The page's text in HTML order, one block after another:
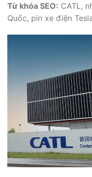
Từ khóa SEO: CATL,
Quốc, pin xe điện